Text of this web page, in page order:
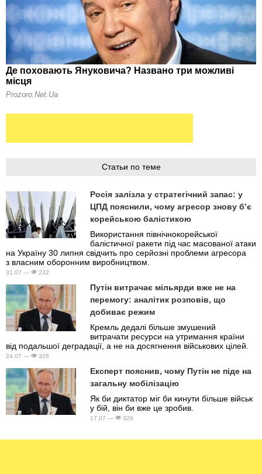
Статьи по теме
Росія залізла у стратегічний запас: у
ЦПД пояснили, чому агресор знову б’є
корейською балістикою
Використання північнокорейської
балістичної ракети під час масованої атаки
на Україну 30 липня свідчить про серйозні проблеми агресора
з власним оборонним виробництвом.
31.07 — 232
Путін витрачає мільярди вже не на
перемогу: аналітик розповів, що
добиває режим
Кремль дедалі більше змушений
витрачати ресурси на утримання країни
від подальшої деградації, а не на досягнення військових цілей.
24.07 — 326
Експерт пояснив, чому Путін не піде на
загальну мобілізацію
Як би диктатор міг би кинути більше військ
у бій, він би вже це зробив.
17.07 — 326